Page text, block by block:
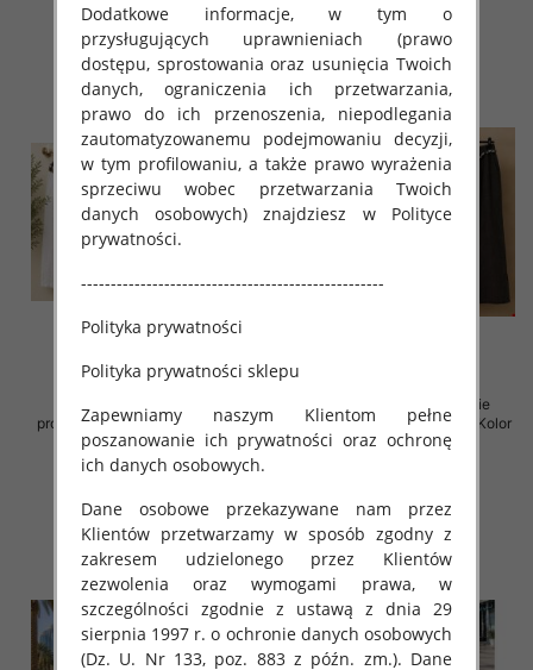
szczegóły szczegóły
produkt) Roz Standard, Mix Kolor
Paczka 5 szt
75.00 zł
szczegóły
Spodnie damskie (Włoskie
produkt) Roz Standard, Mix Kolor
Paczka 5 szt
szczegóły
Dodatkowe informacje, w tym o
przysługujących uprawnieniach (prawo
dostępu, sprostowania oraz usunięcia Twoich
danych, ograniczenia ich przetwarzania,
prawo do ich przenoszenia, niepodlegania
zautomatyzowanemu podejmowaniu decyzji,
w tym profilowaniu, a także prawo wyrażenia
sprzeciwu wobec przetwarzania Twoich
danych osobowych) znajdziesz w Polityce
prywatności.
---------------------------------------------------
Polityka prywatności
Polityka prywatności sklepu
Zapewniamy naszym Klientom pełne
poszanowanie ich prywatności oraz ochronę
ich danych osobowych.
Dane osobowe przekazywane nam przez
Klientów przetwarzamy w sposób zgodny z
zakresem udzielonego przez Klientów
zezwolenia oraz wymogami prawa, w
szczególności zgodnie z ustawą z dnia 29
sierpnia 1997 r. o ochronie danych osobowych
(Dz. U. Nr 133, poz. 883 z późn. zm.). Dane